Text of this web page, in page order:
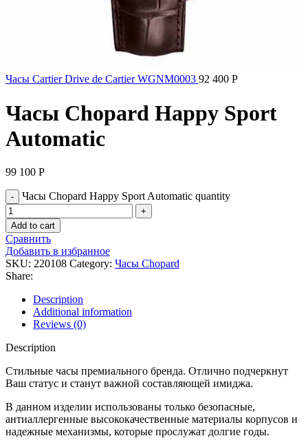
Часы Cartier Drive de Cartier WGNM0003 92 400 Р
Часы Chopard Happy Sport
Automatic
99 100 Р
Часы Chopard Happy Sport Automatic quantity
Add to cart
Сравнить
Добавить в избранное
SKU: 220108 Category: Часы Chopard
Share:
Description
Additional information
Reviews (0)
Description
Стильные часы премиального бренда. Отлично подчеркнут
Ваш статус и станут важной составляющей имиджа.
В данном изделии использованы только безопасные,
антиаллергенные высококачественные материалы корпусов и
надежные механизмы, которые прослужат долгие годы.